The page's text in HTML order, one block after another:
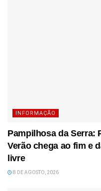
INFORMAÇÃO
Pampilhosa da Serra:
Verão chega ao fim e
livre
8 DE AGOSTO, 2026